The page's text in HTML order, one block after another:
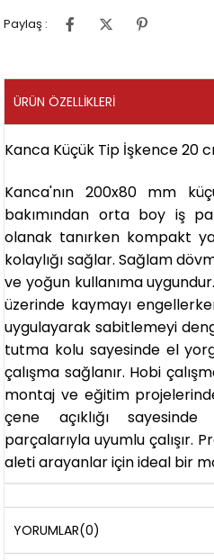
Paylaş :
ÜRÜN ÖZELLIKLERI
Kanca Küçük Tip İşkence 20
Kanca'nın 200x80 mm
bakımından orta boy iş
olanak tanırken kompakt
kolaylığı sağlar. Sağlam
ve yoğun kullanıma
üzerinde kaymayı
uygulayarak sabitlemeyi
tutma kolu sayesinde el
çalışma sağlanır. Hobi
montaj ve eğitim
çene açıklığı
parçalarıyla uyumlu çalışır.
aleti arayanlar için ideal bir
YORUMLAR(0)